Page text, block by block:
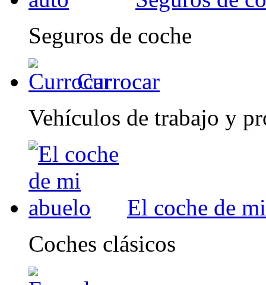
Seguros de coche
Currocar
Vehículos de trabajo y
El coche de
Coches clásicos